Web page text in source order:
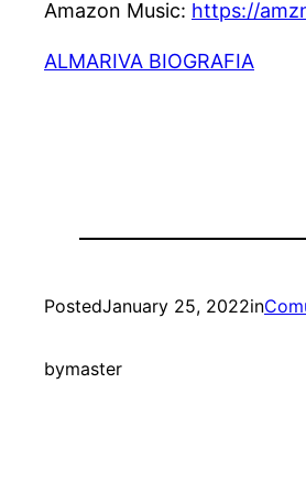
Amazon Music: https://
ALMARIVA BIOGRAFIA
PostedJanuary 25, 2022in
bymaster